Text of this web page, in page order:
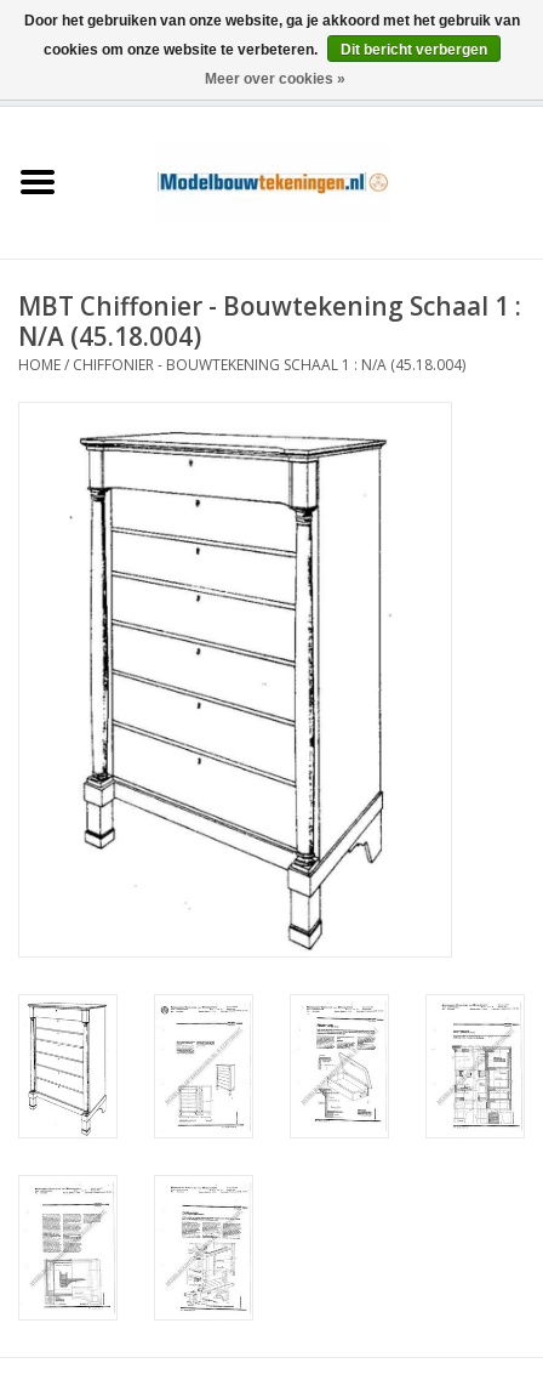
Schepen
Houtbouw
Machines
Documentatie
Tijdschriften
Nieuwe tekeningen
NIEUWE TIJDSCHRIFTEN
ABONNEMENT DE
MODELBOUWER
MBT Chiffonier - Bouwtekening Schaal 1 :
N/A (45.18.004)
HOME/ CHIFFONIER - BOUWTEKENING SCHAAL 1 : N/A (45.18.004)
Door het gebruiken van onze website, ga je akkoord met het gebruik van
cookies om onze website te verbeteren.
Dit bericht verbergen
Meer over cookies »